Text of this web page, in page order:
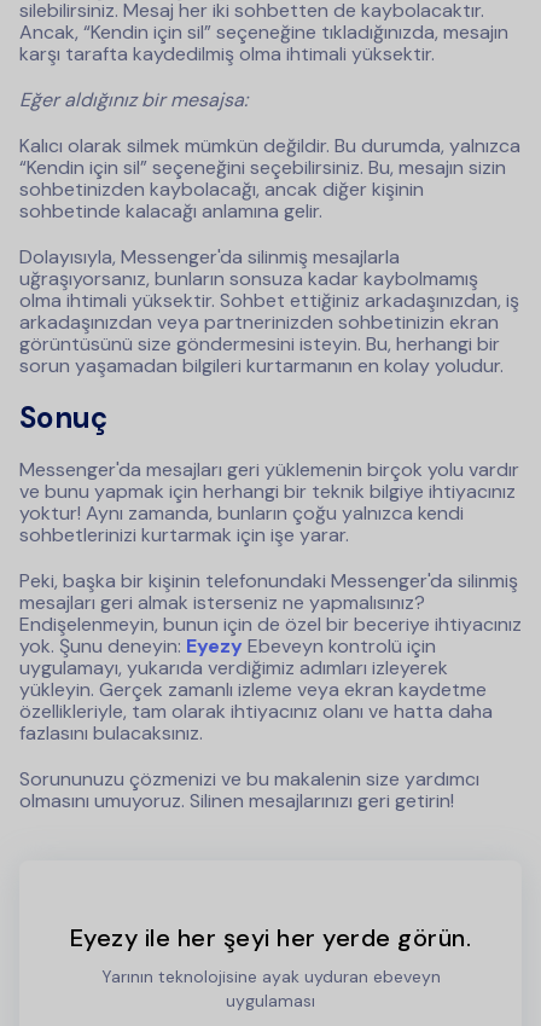
silebilirsiniz. Mesaj her iki sohbetten de kaybolacaktır.
Ancak, “Kendin için sil” seçeneğine tıkladığınızda, mesajın
karşı tarafta kaydedilmiş olma ihtimali yüksektir.
Eğer aldığınız bir mesajsa:
Kalıcı olarak silmek mümkün değildir. Bu durumda, yalnızca
“Kendin için sil” seçeneğini seçebilirsiniz. Bu, mesajın sizin
sohbetinizden kaybolacağı, ancak diğer kişinin
sohbetinde kalacağı anlamına gelir.
Dolayısıyla, Messenger'da silinmiş mesajlarla
uğraşıyorsanız, bunların sonsuza kadar kaybolmamış
olma ihtimali yüksektir. Sohbet ettiğiniz arkadaşınızdan, iş
arkadaşınızdan veya partnerinizden sohbetinizin ekran
görüntüsünü size göndermesini isteyin. Bu, herhangi bir
sorun yaşamadan bilgileri kurtarmanın en kolay yoludur.
Sonuç
Messenger'da mesajları geri yüklemenin birçok yolu vardır
ve bunu yapmak için herhangi bir teknik bilgiye ihtiyacınız
yoktur! Aynı zamanda, bunların çoğu yalnızca kendi
sohbetlerinizi kurtarmak için işe yarar.
Peki, başka bir kişinin telefonundaki Messenger'da silinmiş
mesajları geri almak isterseniz ne yapmalısınız?
Endişelenmeyin, bunun için de özel bir beceriye ihtiyacınız
yok. Şunu deneyin: Eyezy Ebeveyn kontrolü için
uygulamayı, yukarıda verdiğimiz adımları izleyerek
yükleyin. Gerçek zamanlı izleme veya ekran kaydetme
özellikleriyle, tam olarak ihtiyacınız olanı ve hatta daha
fazlasını bulacaksınız.
Sorununuzu çözmenizi ve bu makalenin size yardımcı
olmasını umuyoruz. Silinen mesajlarınızı geri getirin!
Eyezy ile her şeyi her yerde görün.
Yarının teknolojisine ayak uyduran ebeveyn
uygulaması